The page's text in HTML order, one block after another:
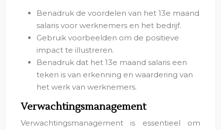
Benadruk de voordelen van het 13e maand
salaris voor werknemers en het bedrijf.
Gebruik voorbeelden om de positieve
impact te illustreren.
Benadruk dat het 13e maand salaris een
teken is van erkenning en waardering van
het werk van werknemers.
Verwachtingsmanagement
Verwachtingsmanagement is essentieel om